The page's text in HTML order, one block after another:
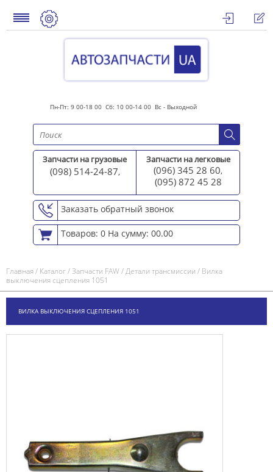
Пн-Пт: 9 00-18 00 Сб: 10 00-14 00 Вс - Выходной
Запчасти на грузовые
(098) 514-24-87,
Запчасти на легковые
(096) 345 28 60,
(095) 872 45 28
Заказать обратный звонок
Товаров: 0 На сумму: 00.00
Главная/ Каталог/Запчасти FAW/Детали трансмиссии / Вилка
выключения сцепления 1051
ВИЛКА ВЫКЛЮЧЕНИЯ СЦЕПЛЕНИЯ 1051